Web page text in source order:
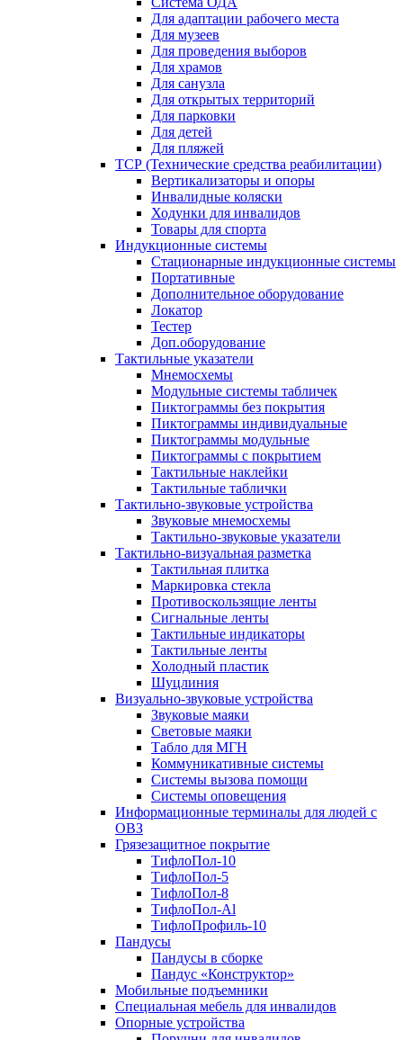
Для адаптации рабочего места
Для музеев
Для проведения выборов
Для храмов
Для санузла
Для открытых территорий
Для парковки
Для детей
Для пляжей
ТСР (Технические средства реабилитации)
Вертикализаторы и опоры
Инвалидные коляски
Ходунки для инвалидов
Товары для спорта
Индукционные системы
Стационарные индукционные системы
Портативные
Дополнительное оборудование
Локатор
Тестер
Доп.оборудование
Тактильные указатели
Мнемосхемы
Модульные системы табличек
Пиктограммы без покрытия
Пиктограммы индивидуальные
Пиктограммы модульные
Пиктограммы с покрытием
Тактильные наклейки
Тактильные таблички
Тактильно-звуковые устройства
Звуковые мнемосхемы
Тактильно-звуковые указатели
Тактильно-визуальная разметка
Тактильная плитка
Маркировка стекла
Противоскользящие ленты
Сигнальные ленты
Тактильные индикаторы
Тактильные ленты
Холодный пластик
Шуцлиния
Визуально-звуковые устройства
Звуковые маяки
Световые маяки
Табло для МГН
Коммуникативные системы
Системы вызова помощи
Системы оповещения
Информационные терминалы для людей с
ОВЗ
Грязезащитное покрытие
ТифлоПол-10
ТифлоПол-5
ТифлоПол-8
ТифлоПол-Al
ТифлоПрофиль-10
Пандусы
Пандусы в сборке
Пандус «Конструктор»
Мобильные подъемники
Специальная мебель для инвалидов
Опорные устройства